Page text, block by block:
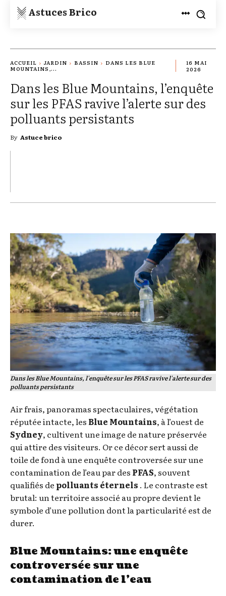
Astuces Brico
ACCUEIL JARDIN BASSIN
DANS LES BLUE
MOUNTAINS,...
16 MAI
2026
Dans les Blue Mountains, l’enquête
sur les PFAS ravive l’alerte sur des
polluants persistants
By Astuce brico
Dans les Blue Mountains, l'enquête sur les PFAS ravive l'alerte sur des
polluants persistants
Air frais, panoramas spectaculaires, végétation
réputée intacte, les Blue Mountains, à l’ouest de
Sydney, cultivent une image de nature préservée
qui attire des visiteurs. Or ce décor sert aussi de
toile de fond à une enquête controversée sur une
contamination de l’eau par des PFAS, souvent
qualifiés de polluants éternels . Le contraste est
brutal: un territoire associé au propre devient le
symbole d’une pollution dont la particularité est de
durer.
Blue Mountains: une enquête
controversée sur une
contamination de l’eau